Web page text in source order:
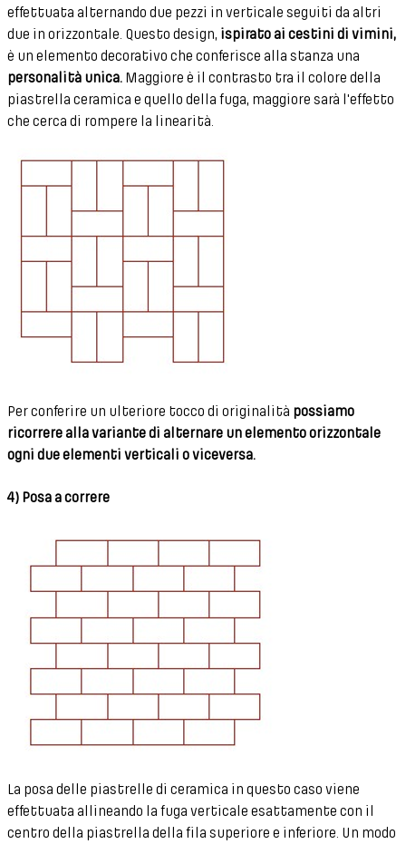
effettuata alternando due pezzi in verticale seguiti da altri
due in orizzontale. Questo design, ispirato ai cestini di vimini,
è un elemento decorativo che conferisce alla stanza una
personalità unica. Maggiore è il contrasto tra il colore della
piastrella ceramica e quello della fuga, maggiore sarà l'effetto
che cerca di rompere la linearità.
Per conferire un ulteriore tocco di originalità possiamo
ricorrere alla variante di alternare un elemento orizzontale
ogni due elementi verticali o viceversa.
4) Posa a correre
La posa delle piastrelle di ceramica in questo caso viene
effettuata allineando la fuga verticale esattamente con il
centro della piastrella della fila superiore e inferiore. Un modo